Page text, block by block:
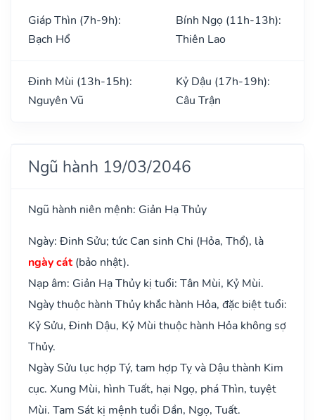
Giáp Thìn (7h-9h):
Bạch Hổ
Bính Ngọ (11h-13h):
Thiên Lao
Đinh Mùi (13h-15h):
Nguyên Vũ
Kỷ Dậu (17h-19h):
Câu Trận
Ngũ hành 19/03/2046
Ngũ hành niên mệnh: Giản Hạ Thủy
Ngày: Đinh Sửu; tức Can sinh Chi (Hỏa, Thổ), là
ngày cát(bảo nhật).
Nạp âm: Giản Hạ Thủy kị tuổi: Tân Mùi, Kỷ Mùi.
Ngày thuộc hành Thủy khắc hành Hỏa, đặc biệt tuổi:
Kỷ Sửu, Đinh Dậu, Kỷ Mùi thuộc hành Hỏa không sợ
Thủy.
Ngày Sửu lục hợp Tý, tam hợp Tỵ và Dậu thành Kim
cục. Xung Mùi, hình Tuất, hại Ngọ, phá Thìn, tuyệt
Mùi. Tam Sát kị mệnh tuổi Dần, Ngọ, Tuất.